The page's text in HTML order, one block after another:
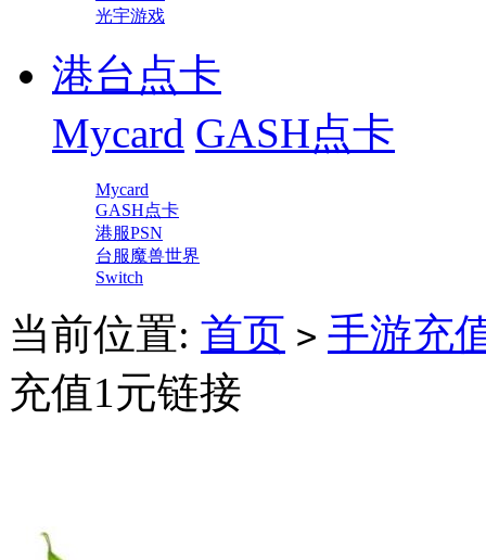
光宇游戏
港台点卡
Mycard GASH点卡
Mycard
GASH点卡
港服PSN
台服魔兽世界
Switch
当前位置: 首页 > 手游充
充值1元链接